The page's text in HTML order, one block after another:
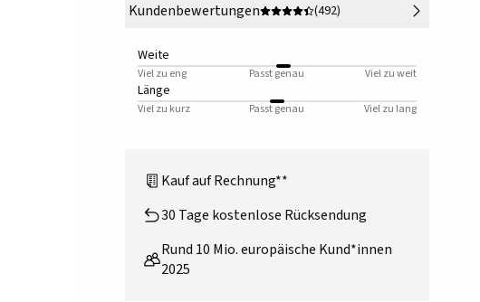
Kundenbewertungen
(492)
Weite
Viel zu eng Passt genau Viel zu weit
Länge
Viel zu kurz Passt genau Viel zu lang
Kauf auf Rechnung**
30 Tage kostenlose Rücksendung
Rund 10 Mio. europäische Kund*innen
2025